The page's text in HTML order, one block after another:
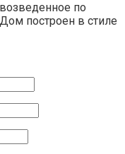
по
построен в стиле